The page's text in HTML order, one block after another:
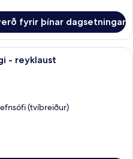
fyrir þínar dagsetningar
Straujárn/strauborð, ferðavagga,
- reyklaust
(tvíbreiður)